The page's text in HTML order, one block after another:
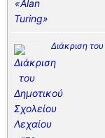
Διάκριση